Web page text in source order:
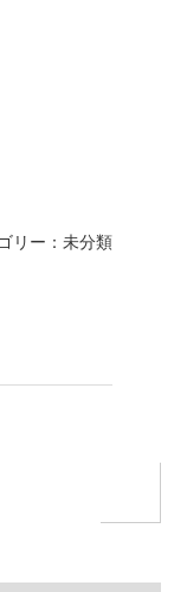
リー：未分類